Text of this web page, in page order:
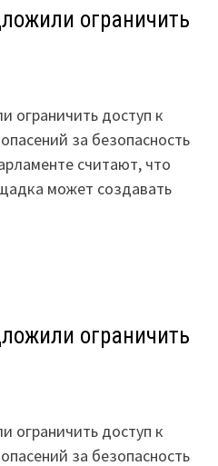
ограничить
ограничить доступ к
за безопасность
считают, что
может создавать
ограничить
ограничить доступ к
за безопасность